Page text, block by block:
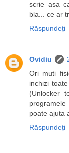
scrie asa
bla... ce ar
Răspundeți
Ovidiu
Ori muti
inchizi
(Unlocker
programele
poate ajuta
Răspundeți